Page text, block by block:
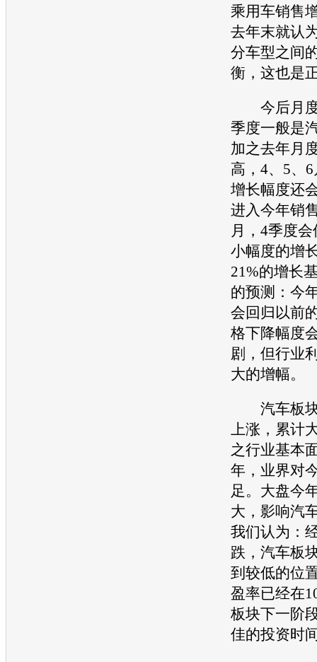
乘用车销售
去年末就认
分车型之间
衡，这也是
今后月度
季度一般是
加之去年月
高，4、5、
增长幅度还
进入今年销
月，4季度
小幅度的增
21%的增长
的预测：今
会回归以前
格下降幅度
剧，但行业
大的增幅。
汽车板块
上涨，累计
之行业基本
年，业界对
足。大盘今
大，影响汽
我们认为：
跌，汽车板
到较低的位
盈率已经在
板块下一阶
佳的投资时